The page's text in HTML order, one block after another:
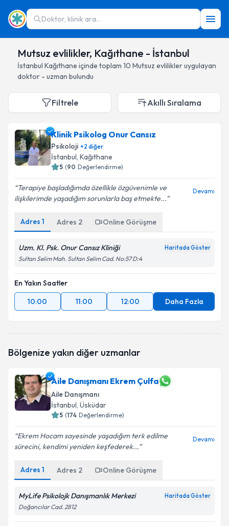
Doktor, klinik ara...
Mutsuz evlilikler, Kağıthane - İstanbul
İstanbul Kağıthane içinde toplam 10 Mutsuz evlilikleruygulayan
doktor - uzman bulundu
Filtrele Akıllı Sıralama
Klinik Psikolog Onur Cansız
Psikoloji +2 diğer
İstanbul, Kağıthane
5 (90 Değerlendirme)
Terapiye başladığımda özellikle özgüvenimle ve
ilişkilerimde yaşadığım sorunlarla baş etmekte...
Devamı
Adres 1 Adres 2 Online Görüşme
Uzm. Kl. Psk. Onur Cansız Kliniği Haritada Göster
Sultan Selim Mah. Sultan Selim Cad. No:57 D:4
En Yakın Saatler
10:00
11:00 12:00 Daha Fazla
Bölgenize yakın diğer uzmanlar
Aile Danışmanı Ekrem Çulfa
Aile Danışmanı
İstanbul, Üsküdar
5 (174 Değerlendirme)
Ekrem Hocam sayesinde yaşadığım terk edilme
sürecini, kendimi yeniden keşfederek...
Devamı
Adres 1 Adres 2 Online Görüşme
MyLife Psikolojk Danışmanlık Merkezi Haritada Göster
Doğancılar Cad. 2812